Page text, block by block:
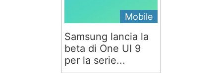
Mobile
Samsung lancia la
beta di One UI 9
per la serie...